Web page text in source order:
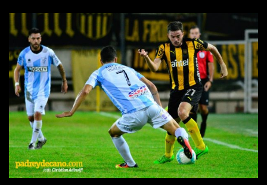
FUTSAL FUTSAL FEMENINO
ACTUALIDAD
3ERA DIVISIÓN
OTROS DEPORTES
ATLETISMO